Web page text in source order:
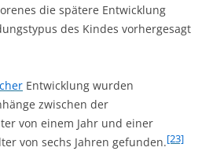
die spätere Entwicklung
des Kindes vorhergesagt
Entwicklung wurden
zwischen der
von einem Jahr und einer
von sechs Jahren gefunden.[23]